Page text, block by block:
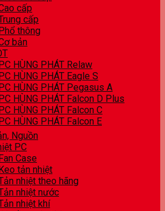
cấp
cấp
thông
bản
HÙNG PHÁT Relaw
HÙNG PHÁT Eagle S
HÙNG PHÁT Pegasus A
HÙNG PHÁT Falcon D Plus
HÙNG PHÁT Falcon C
HÙNG PHÁT Falcon E
Nguồn
PC
Case
tản nhiệt
nhiệt theo hãng
nhiệt nước
nhiệt khí